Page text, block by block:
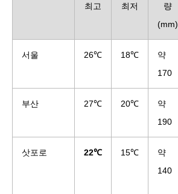
최고
최저
량
(mm)
서울 26℃ 18℃
약
170
부산 27℃ 20℃
약
190
삿포로 22℃ 15℃
약
140